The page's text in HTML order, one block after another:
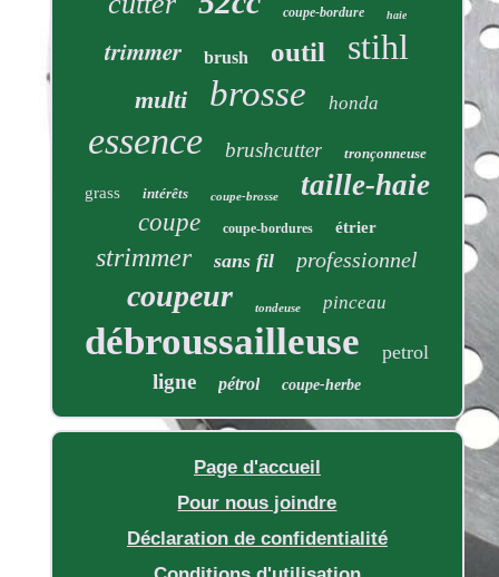
coupe-bordure haie
trimmer brush outil stihl
multi brosse honda
essence brushcutter tronçonneuse
grass intérêts coupe-brosse taille-haie
coupe coupe-bordures étrier
strimmer sans fil professionnel
coupeur tondeuse pinceau
débroussailleuse petrol
ligne pétrol coupe-herbe
Page d'accueil
Pour nous joindre
Déclaration de confidentialité